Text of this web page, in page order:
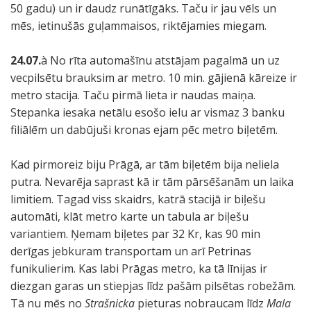
50 gadu) un ir daudz runātīgāks. Taču ir jau vēls un
mēs, ietinušās guļammaisos, riktējamies miegam.
24.07.à No rīta automašīnu atstājam pagalmā un uz
vecpilsētu brauksim ar metro. 10 min. gājienā kāreize ir
metro stacija. Taču pirmā lieta ir naudas maiņa.
Stepanka iesaka netālu esošo ielu ar vismaz 3 banku
filiālēm un dabūjuši kronas ejam pēc metro biļetēm.
Kad pirmoreiz biju Prāgā, ar tām biļetēm bija neliela
putra. Nevarēja saprast kā ir tām pārsēšanām un laika
limitiem. Tagad viss skaidrs, katrā stacijā ir biļešu
automāti, klāt metro karte un tabula ar biļešu
variantiem. Ņemam biļetes par 32 Kr, kas 90 min
derīgas jebkuram transportam un arī Petrinas
funikulierim. Kas labi Prāgas metro, ka tā līnijas ir
diezgan garas un stiepjas līdz pašām pilsētas robežām.
Tā nu mēs no Strašnicka pieturas nobraucam līdz Mala